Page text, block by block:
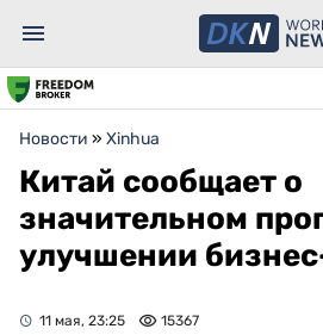
Новости » Xinhua
Китай сообщает о
значительном
улучшении
11 мая, 23:25 15367